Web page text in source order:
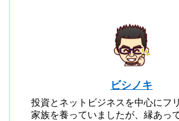
ビシノキ
投資とネットビジネスを中心にフ
家族を養っていましたが、縁あっ